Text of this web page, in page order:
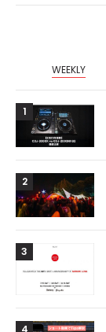
WEEKLY
1
2
3
4